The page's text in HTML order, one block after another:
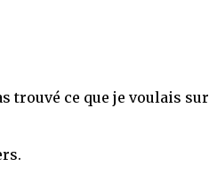
trouvé ce que je voulais sur